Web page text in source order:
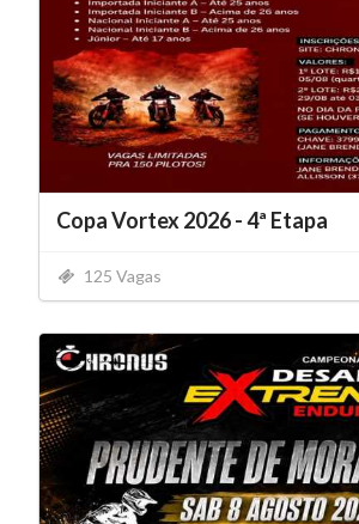
Copa Vortex 2026 - 4ª Etapa
125 Vagas